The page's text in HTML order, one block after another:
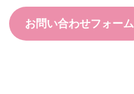
お問い合わせフォーム